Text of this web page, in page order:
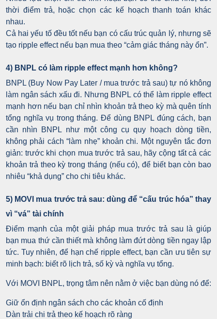
thời điểm trả, hoặc chọn các kế hoạch thanh toán khác
nhau.
Cả hai yếu tố đều tốt nếu bạn có cấu trúc quản lý, nhưng sẽ
tạo ripple effect nếu bạn mua theo “cảm giác tháng này ổn”.
4) BNPL có làm ripple effect mạnh hơn không?
BNPL (Buy Now Pay Later / mua trước trả sau) tự nó không
làm ngân sách xấu đi. Nhưng BNPL có thể làm ripple effect
mạnh hơn nếu bạn chỉ nhìn khoản trả theo kỳ mà quên tính
tổng nghĩa vụ trong tháng. Để dùng BNPL đúng cách, bạn
cần nhìn BNPL như một công cụ quy hoạch dòng tiền,
không phải cách “làm nhẹ” khoản chi. Một nguyên tắc đơn
giản: trước khi chọn mua trước trả sau, hãy cộng tất cả các
khoản trả theo kỳ trong tháng (nếu có), để biết bạn còn bao
nhiêu “khả dụng” cho chi tiêu khác.
5) MOVI mua trước trả sau: dùng để “cấu trúc hóa” thay
vì “vá” tài chính
Điểm mạnh của một giải pháp mua trước trả sau là giúp
bạn mua thứ cần thiết mà không làm đứt dòng tiền ngay lập
tức. Tuy nhiên, để hạn chế ripple effect, bạn cần ưu tiên sự
minh bạch: biết rõ lịch trả, số kỳ và nghĩa vụ tổng.
Với MOVI BNPL, trọng tâm nên nằm ở việc bạn dùng nó để:
Giữ ổn định ngân sách cho các khoản cố định
Dàn trải chi trả theo kế hoạch rõ ràng